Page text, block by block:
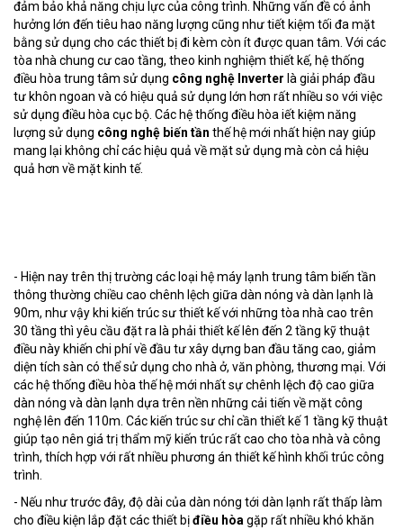
đảm bảo khả năng chịu lực của công trình. Những vấn đề có ảnh
hưởng lớn đến tiêu hao năng lượng cũng như tiết kiệm tối đa mặt
bằng sử dụng cho các thiết bị đi kèm còn ít được quan tâm. Với các
tòa nhà chung cư cao tầng, theo kinh nghiệm thiết kế, hệ thống
điều hòa trung tâm sử dụng công nghệ Inverter là giải pháp đầu
tư khôn ngoan và có hiệu quả sử dụng lớn hơn rất nhiều so với việc
sử dụng điều hòa cục bộ. Các hệ thống điều hòa iết kiệm năng
lượng sử dụng công nghệ biến tần thế hệ mới nhất hiện nay giúp
mang lại không chỉ các hiệu quả về mặt sử dụng mà còn cả hiệu
quả hơn về mặt kinh tế.
- Hiện nay trên thị trường các loại hệ máy lạnh trung tâm biến tần
thông thường chiều cao chênh lệch giữa dàn nóng và dàn lạnh là
90m, như vậy khi kiến trúc sư thiết kế với những tòa nhà cao trên
30 tầng thì yêu cầu đặt ra là phải thiết kế lên đến 2 tầng kỹ thuật
điều này khiến chi phí về đầu tư xây dựng ban đầu tăng cao, giảm
diện tích sàn có thể sử dụng cho nhà ở, văn phòng, thương mại. Với
các hệ thống điều hòa thế hệ mới nhất sự chênh lệch độ cao giữa
dàn nóng và dàn lạnh dựa trên nền những cải tiến về mặt công
nghệ lên đến 110m. Các kiến trúc sư chỉ cần thiết kế 1 tầng kỹ thuật
giúp tạo nên giá trị thẩm mỹ kiến trúc rất cao cho tòa nhà và công
trình, thích hợp với rất nhiều phương án thiết kế hình khối trúc công
trình.
- Nếu như trước đây, độ dài của dàn nóng tới dàn lạnh rất thấp làm
cho điều kiện lắp đặt các thiết bịđiều hòagặp rất nhiều khó khăn